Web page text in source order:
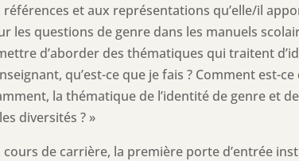
et aux représentations qu’elle/il
les questions de genre dans les manuels
d’aborder des thématiques qui traitent
qu’est-ce que je fais ? Comment est-ce
la thématique de l’identité de genre et
diversités ? »
de carrière, la première porte d’entrée